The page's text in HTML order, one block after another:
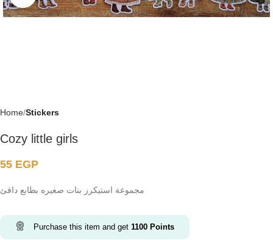
Home Stickers
Cozy little girls
55 EGP
مجموعة استيكرز بنات صغيره بطابع دافئ
Purchase this item and get 1100 Points